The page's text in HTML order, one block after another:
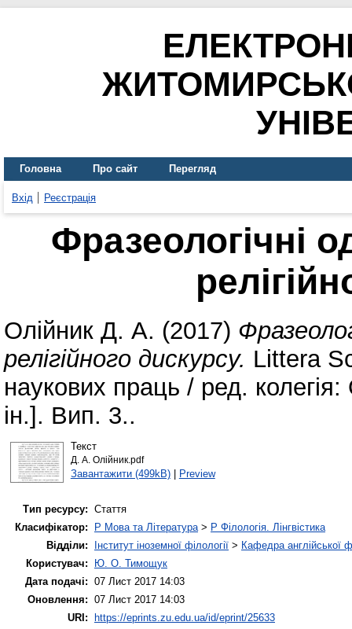
Головна Про сайт Перегляд
Вхід Реєстрація
Фразеологічні
Олійник Д. А. (2017)
релігійного дискурсу. Littera
наукових праць / ред.
ін.]. Вип. 3..
Текст
Д. А. Олійник.pdf
Завантажити (499kB)| Preview
Тип ресурсу: Стаття
Класифікатор:
P Мова та Література> P Філологія. Лінгвістика
Відділи:
Інститут іноземної філології > Кафедра англійської
Користувач:
Ю. О. Тимощук
Дата подачі: 07 Лист 2017 14:03
Оновлення: 07 Лист 2017 14:03
URI:
https://eprints.zu.edu.ua/id/eprint/25633